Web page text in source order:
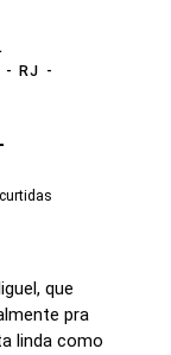
- RJ
que
pra
linda como